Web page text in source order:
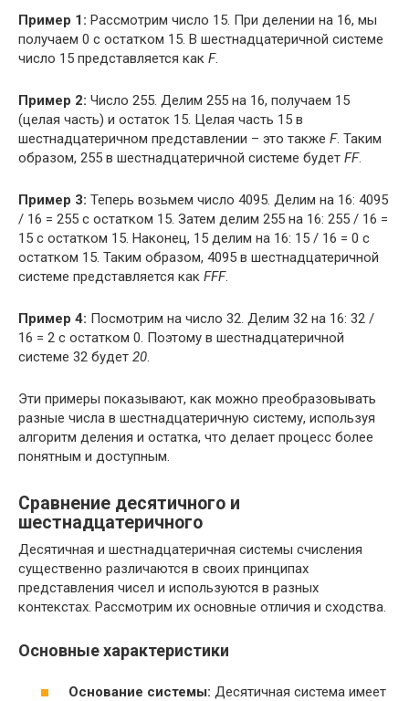
Пример 1: Рассмотрим число 15. При делении на 16, мы
получаем 0 с остатком 15. В шестнадцатеричной системе
число 15 представляется как F.
Пример 2: Число 255. Делим 255 на 16, получаем 15
(целая часть) и остаток 15. Целая часть 15 в
шестнадцатеричном представлении – это также F. Таким
образом, 255 в шестнадцатеричной системе будет FF.
Пример 3: Теперь возьмем число 4095. Делим на 16: 4095
/ 16 = 255 с остатком 15. Затем делим 255 на 16: 255 / 16 =
15 с остатком 15. Наконец, 15 делим на 16: 15 / 16 = 0 с
остатком 15. Таким образом, 4095 в шестнадцатеричной
системе представляется как FFF.
Пример 4: Посмотрим на число 32. Делим 32 на 16: 32 /
16 = 2 с остатком 0. Поэтому в шестнадцатеричной
системе 32 будет 20.
Эти примеры показывают, как можно преобразовывать
разные числа в шестнадцатеричную систему, используя
алгоритм деления и остатка, что делает процесс более
понятным и доступным.
Сравнение десятичного и
шестнадцатеричного
Десятичная и шестнадцатеричная системы счисления
существенно различаются в своих принципах
представления чисел и используются в разных
контекстах. Рассмотрим их основные отличия и сходства.
Основные характеристики
Основание системы: Десятичная система имеет